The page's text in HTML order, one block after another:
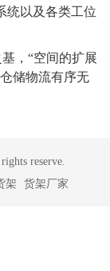
统以及各类工位
，“空间的扩展
储物流有序无
reserve.
架 货架厂家